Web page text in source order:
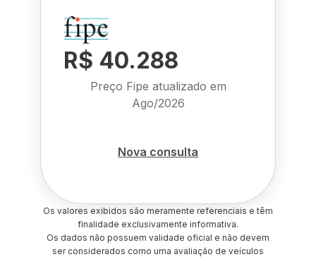
R$ 40.288
Preço Fipe atualizado em
Ago/2026
Nova consulta
Os valores exibidos são meramente referenciais e têm
finalidade exclusivamente informativa.
Os dados não possuem validade oficial e não devem
ser considerados como uma avaliação de veículos